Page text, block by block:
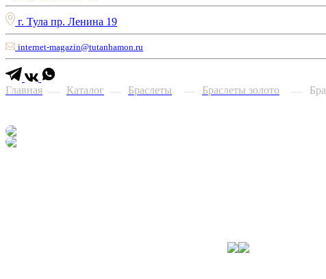
г. Тула пр. Ленина 19
internet-magazin@tutanhamon.ru
Главная — Каталог — Браслеты — Браслеты золото —